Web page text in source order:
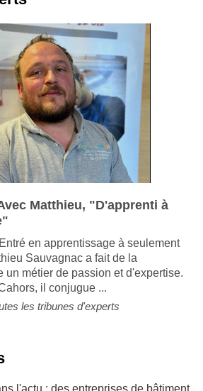
Matthieu, "D'apprenti à
en apprentissage à seulement
Sauvagnac a fait de la
métier de passion et d'expertise.